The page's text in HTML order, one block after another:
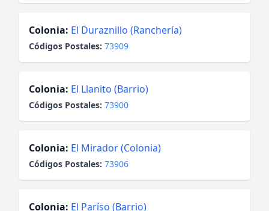
Colonia: El Duraznillo (Ranchería)
Códigos Postales: 73909
Colonia: El Llanito (Barrio)
Códigos Postales: 73900
Colonia: El Mirador (Colonia)
Códigos Postales: 73906
Colonia: El Paríso (Barrio)